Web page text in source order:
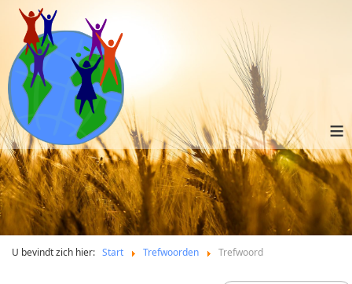
≡
U bevindt zich hier: Start Trefwoorden Trefwoord